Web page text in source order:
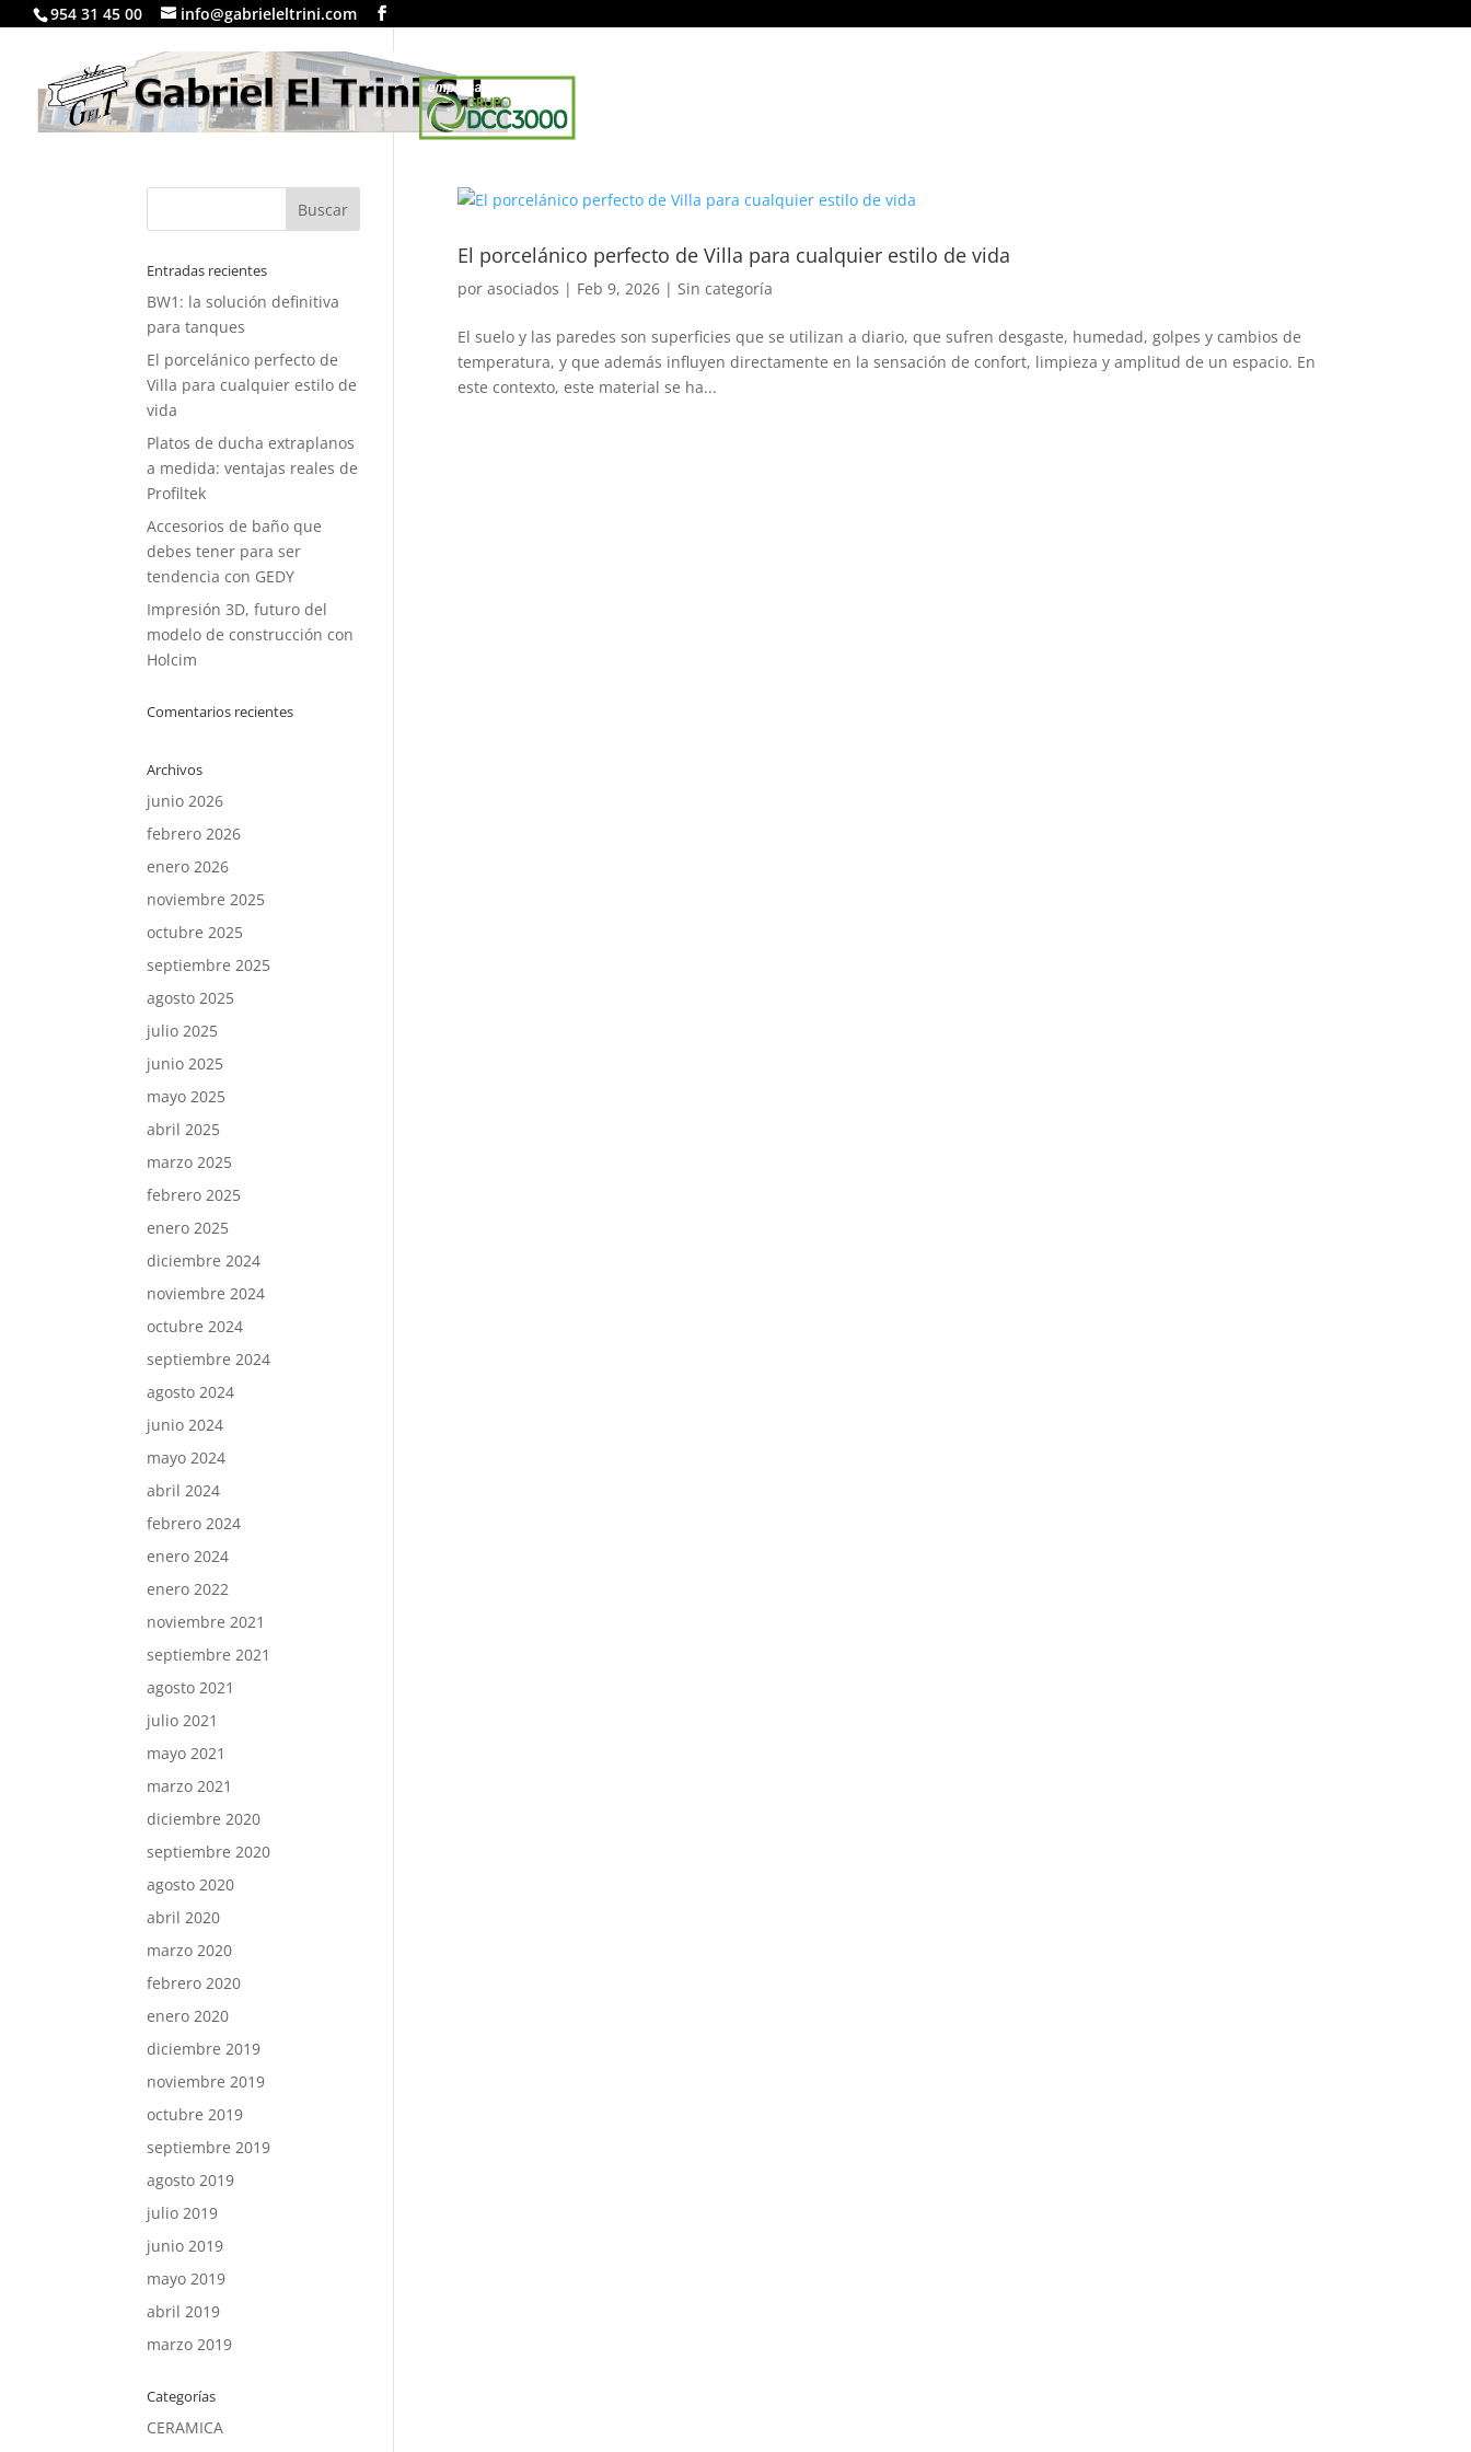
954 31 45 00 info@gabrieleltrini.com
El porcelánico perfecto de Villa para cualquier estilo de vida
por asociados | Feb 9, 2026| Sin categoría
El suelo y las paredes son superficies que se utilizan a diario, que sufren desgaste, humedad, golpes y cambios de
temperatura, y que además influyen directamente en la sensación de confort, limpieza y amplitud de un espacio. En
este contexto, este material se ha...
Entradas recientes
BW1: la solución definitiva
para tanques
El porcelánico perfecto de
Villa para cualquier estilo de
vida
Platos de ducha extraplanos
a medida: ventajas reales de
Profiltek
Accesorios de baño que
debes tener para ser
tendencia con GEDY
Impresión 3D, futuro del
modelo de construcción con
Holcim
Comentarios recientes
Archivos
junio 2026
febrero 2026
enero 2026
noviembre 2025
octubre 2025
septiembre 2025
agosto 2025
julio 2025
junio 2025
mayo 2025
abril 2025
marzo 2025
febrero 2025
enero 2025
diciembre 2024
noviembre 2024
octubre 2024
septiembre 2024
agosto 2024
junio 2024
mayo 2024
abril 2024
febrero 2024
enero 2024
enero 2022
noviembre 2021
septiembre 2021
agosto 2021
julio 2021
mayo 2021
marzo 2021
diciembre 2020
septiembre 2020
agosto 2020
abril 2020
marzo 2020
febrero 2020
enero 2020
diciembre 2019
noviembre 2019
octubre 2019
septiembre 2019
agosto 2019
julio 2019
junio 2019
mayo 2019
abril 2019
marzo 2019
Categorías
CERAMICA